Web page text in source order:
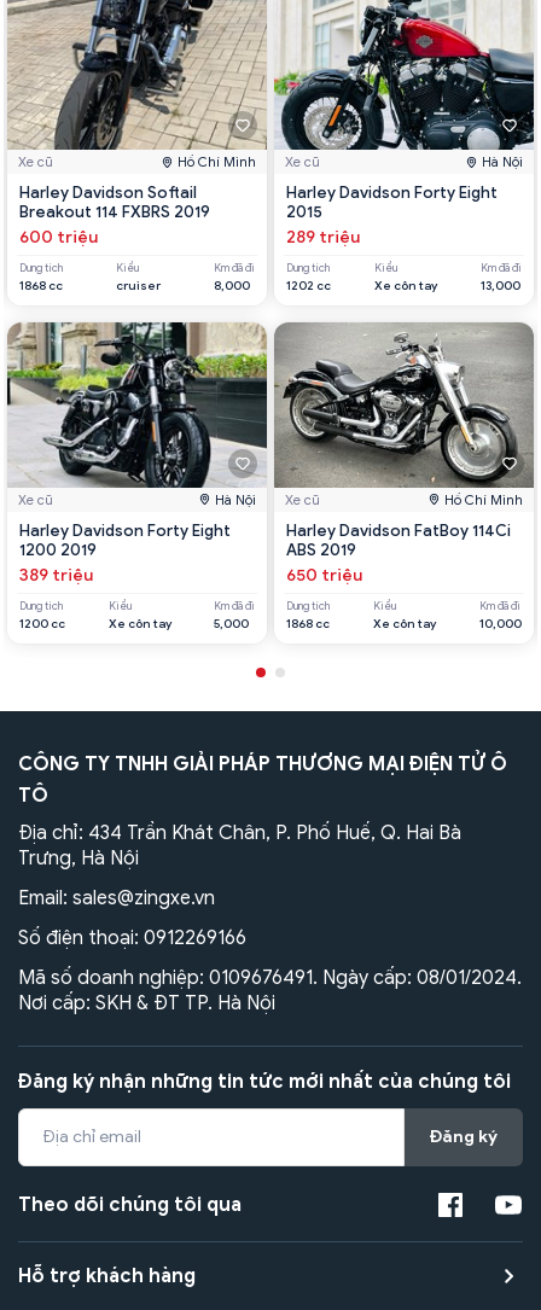
Xe cũ Hồ Chí Minh
Harley Davidson Softail
Breakout 114 FXBRS 2019
600 triệu
Dung tích
1868 cc
Kiểu
cruiser
Km đã đi
8,000
Xe cũ Hà Nội
Harley Davidson Forty Eight
1200 2019
389 triệu
Dung tích
1200 cc
Kiểu
Xe côn tay
Km đã đi
5,000
Xe cũ Hà Nội
Harley Davidson Forty Eight
2015
289 triệu
Dung tích
1202 cc
Kiểu
Xe côn tay
Km đã đi
13,000
Xe cũ Hồ Chí Minh
Harley Davidson FatBoy 114Ci
ABS 2019
650 triệu
Dung tích
1868 cc
Kiểu
Xe côn tay
Km đã đi
10,000
CÔNG TY TNHH GIẢI PHÁP THƯƠNG MẠI ĐIỆN TỬ Ô
TÔ
Địa chỉ: 434 Trần Khát Chân, P. Phố Huế, Q. Hai Bà
Trưng, Hà Nội
Email: sales@zingxe.vn
Số điện thoại: 0912269166
Mã số doanh nghiệp: 0109676491. Ngày cấp: 08/01/2024.
Nơi cấp: SKH & ĐT TP. Hà Nội
Đăng ký nhận những tin tức mới nhất của chúng tôi
Đăng ký
Theo dõi chúng tôi qua
Hỗ trợ khách hàng